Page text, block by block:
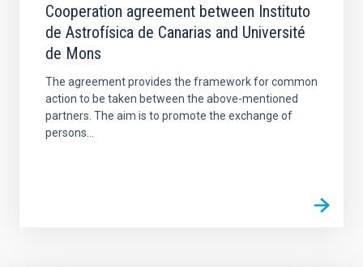
Cooperation agreement between Instituto
de Astrofísica de Canarias and Université
de Mons
The agreement provides the framework for common
action to be taken between the above-mentioned
partners. The aim is to promote the exchange of
persons...